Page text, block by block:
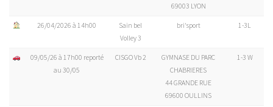
69003 LYON
26/04/2026 à 14h00
Sain bel
Volley 3
bri'sport 1-3L
09/05/26 à 17h00 reporté
au 30/05
CISGO Vb 2
GYMNASE DU PARC
CHABRIERES
44 GRANDE RUE
69600 OULLINS
1-3 W